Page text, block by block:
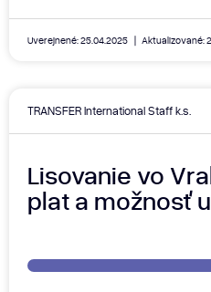
Uverejnené: 25.04.2025 Aktualizované:
TRANSFER International Staff k.s.
Lisovanie vo
plat a možnosť